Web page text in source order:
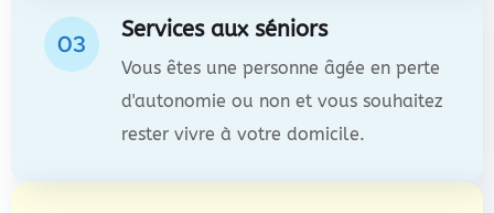
03
Services aux séniors
Vous êtes une personne âgée en perte
d'autonomie ou non et vous souhaitez
rester vivre à votre domicile.